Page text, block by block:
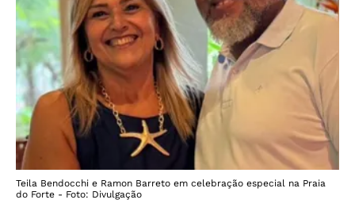
Teila Bendocchi e Ramon Barreto em celebração especial na Praia
do Forte - Foto: Divulgação